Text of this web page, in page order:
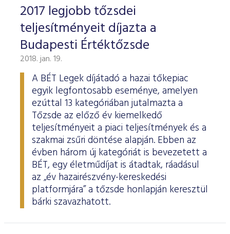
2017 legjobb tőzsdei
teljesítményeit díjazta a
Budapesti Értéktőzsde
2018. jan. 19.
A BÉT Legek díjátadó a hazai tőkepiac
egyik legfontosabb eseménye, amelyen
ezúttal 13 kategóriában jutalmazta a
Tőzsde az előző év kiemelkedő
teljesítményeit a piaci teljesítmények és a
szakmai zsűri döntése alapján. Ebben az
évben három új kategóriát is bevezetett a
BÉT, egy életműdíjat is átadtak, ráadásul
az „év hazairészvény-kereskedési
platformjára” a tőzsde honlapján keresztül
bárki szavazhatott.